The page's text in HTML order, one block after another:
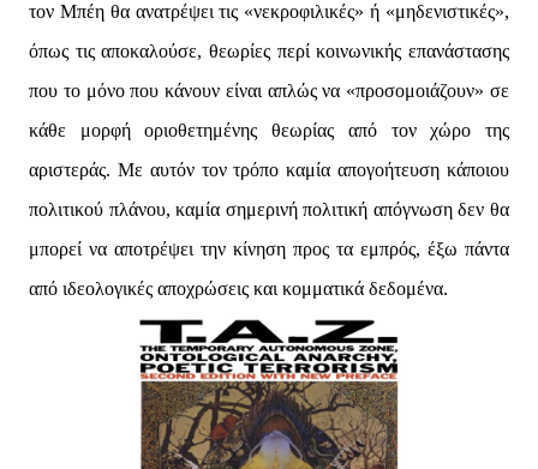
τον Μπέη θα ανατρέψει τις «νεκροφιλικές» ή «μηδενιστικές»,
όπως τις αποκαλούσε, θεωρίες περί κοινωνικής επανάστασης
που το μόνο που κάνουν είναι απλώς να «προσομοιάζουν» σε
κάθε μορφή οριοθετημένης θεωρίας από τον χώρο της
αριστεράς. Με αυτόν τον τρόπο καμία απογοήτευση κάποιου
πολιτικού πλάνου, καμία σημερινή πολιτική απόγνωση δεν θα
μπορεί να αποτρέψει την κίνηση προς τα εμπρός, έξω πάντα
από ιδεολογικές αποχρώσεις και κομματικά δεδομένα.